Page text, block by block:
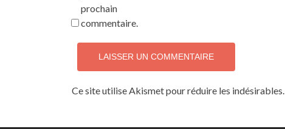
prochain
commentaire.
Ce site utilise Akismet pour réduire les indésirables.